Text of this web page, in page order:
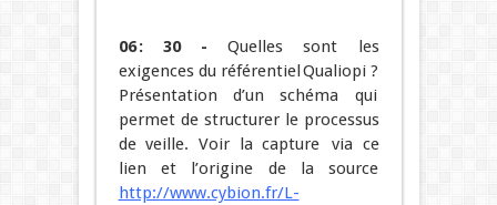
06 : 30 - Quelles sont les
exigences du référentiel Qualiopi ?
Présentation d’un schéma qui
permet de structurer le processus
de veille. Voir la capture via ce
lien et l’origine de la source
http://www.cybion.fr/L-